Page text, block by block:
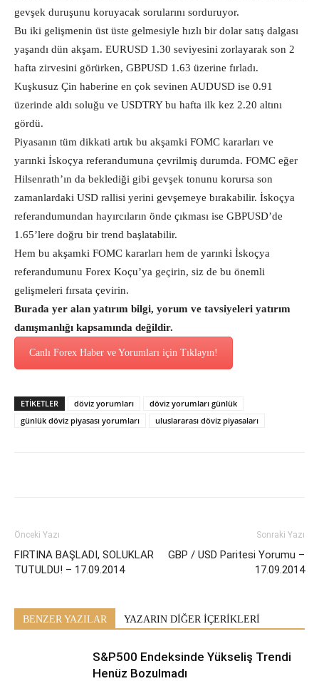
gevşek duruşunu koruyacak sorularını sorduruyor.
Bu iki gelişmenin üst üste gelmesiyle hızlı bir dolar satış dalgası
yaşandı dün akşam. EURUSD 1.30 seviyesini zorlayarak son 2
hafta zirvesini görürken, GBPUSD 1.63 üzerine fırladı.
Kuşkusuz Çin haberine en çok sevinen AUDUSD ise 0.91
üzerinde aldı soluğu ve USDTRY bu hafta ilk kez 2.20 altını
gördü.
Piyasanın tüm dikkati artık bu akşamki FOMC kararları ve
yarınki İskoçya referandumuna çevrilmiş durumda. FOMC eğer
Hilsenrath’ın da beklediği gibi gevşek tonunu korursa son
zamanlardaki USD rallisi yerini gevşemeye bırakabilir. İskoçya
referandumundan hayırcıların önde çıkması ise GBPUSD’de
1.65’lere doğru bir trend başlatabilir.
Hem bu akşamki FOMC kararları hem de yarınki İskoçya
referandumunu Forex Koçu’ya geçirin, siz de bu önemli
gelişmeleri fırsata çevirin.
Burada yer alan yatırım bilgi, yorum ve tavsiyeleri yatırım
danışmanlığı kapsamında değildir.
Canlı Forex Haber ve Yorumları için Tıklayın!
ETİKETLER döviz yorumları
döviz yorumları günlük
günlük döviz piyasası yorumları
uluslararası döviz piyasaları
Önceki Yazı
FIRTINA BAŞLADI, SOLUKLAR
TUTULDU! – 17.09.2014
Sonraki Yazı
GBP / USD Paritesi Yorumu –
17.09.2014
BENZER YAZILAR YAZARIN DİĞER İÇERİKLERİ
S&P500 Endeksinde Yükseliş Trendi
Henüz Bozulmadı